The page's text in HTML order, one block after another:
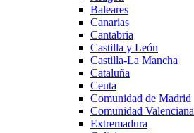
Baleares
Canarias
Cantabria
Castilla y León
Castilla-La Mancha
Cataluña
Ceuta
Comunidad de Madrid
Comunidad Valenciana
Extremadura